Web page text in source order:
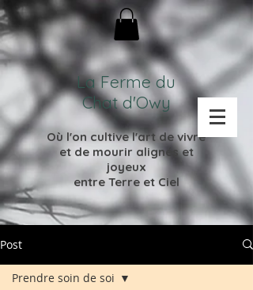
La Ferme du
Chat d'Owy
Où l'on cultive l'art de vivre
et de mourir alignés et
joyeux
entre Terre et Ciel
Post
Prendre soin de soi